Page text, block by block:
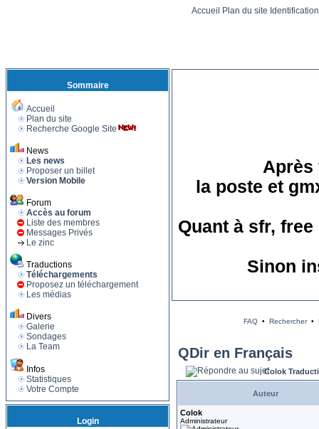
Accueil Plan du site
Sommaire
Accueil
Plan du site
Recherche Google Site
News
Les news
Proposer un billet
Version Mobile
Forum
Accès au forum
Liste des membres
Messages Privés
Le zinc
Traductions
Téléchargements
Proposez un téléchargement
Les médias
Divers
Galerie
Sondages
La Team
Infos
Statistiques
Votre Compte
Login
Après
la poste et
Quant à sfr,
Sinon
FAQ • Rechercher•
QDir en Français
Colok
Auteur
Colok
Administrateur